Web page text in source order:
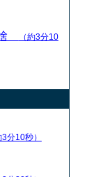
（約3分10
3分10秒）